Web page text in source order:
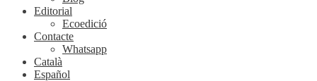
Editorial
Ecoedició
Contacte
Whatsapp
Català
Español